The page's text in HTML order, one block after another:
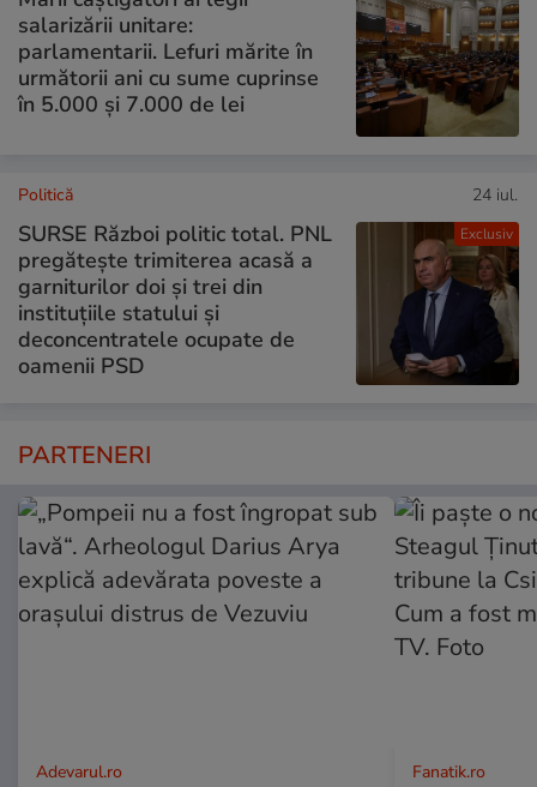
salarizării unitare:
parlamentarii. Lefuri mărite în
următorii ani cu sume cuprinse
în 5.000 și 7.000 de lei
Exclusiv
Politică 24 iul.
SURSE Război politic total. PNL
pregătește trimiterea acasă a
garniturilor doi și trei din
instituțiile statului și
deconcentratele ocupate de
oamenii PSD
PARTENERI
Adevarul.ro Fanatik.ro